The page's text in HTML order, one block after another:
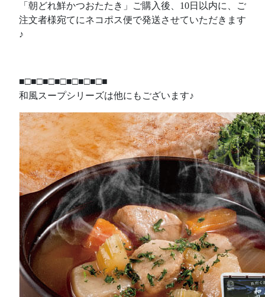
「朝どれ鮮かつおたたき」ご購入後、10日以内に、ご
注文者様宛てにネコポス便で発送させていただきます
♪
■□■□■□■□■□■□■□■
和風スープシリーズは他にもございます♪